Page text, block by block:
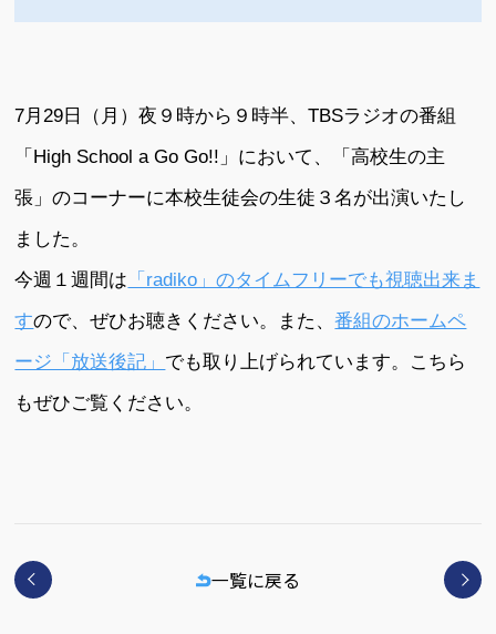
7月29日（月）夜９時から９時半、TBSラジオの番組
「High School a Go Go!!」において、「高校生の主
張」のコーナーに本校生徒会の生徒３名が出演いたし
ました。
今週１週間は 「radiko」のタイムフリーでも視聴出来ま
すので、ぜひお聴きください。また、番組のホームペ
ージ「放送後記」 でも取り上げられています。こちら
もぜひご覧ください。
一覧に戻る